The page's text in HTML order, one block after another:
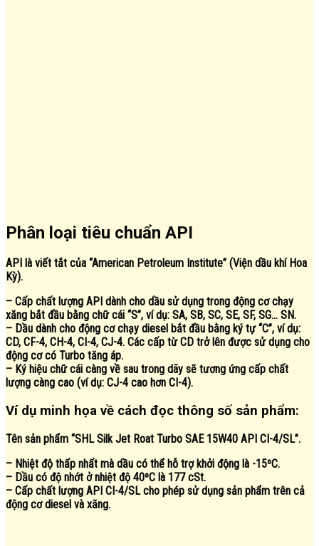
Phân loại tiêu chuẩn API
API là viết tắt của “American Petroleum Institute” (Viện dầu khí Hoa
Kỳ).
– Cấp chất lượng API dành cho dầu sử dụng trong động cơ chạy
xăng bắt đầu bằng chữ cái “S”, ví dụ: SA, SB, SC, SE, SF, SG… SN.
– Dầu dành cho động cơ chạy diesel bắt đầu bằng ký tự “C”, ví dụ:
CD, CF-4, CH-4, CI-4, CJ-4. Các cấp từ CD trở lên được sử dụng cho
động cơ có Turbo tăng áp.
– Ký hiệu chữ cái càng về sau trong dãy sẽ tương ứng cấp chất
lượng càng cao (ví dụ: CJ-4 cao hơn CI-4).
Ví dụ minh họa về cách đọc thông số sản phẩm:
Tên sản phẩm “SHL Silk Jet Roat Turbo SAE 15W40 API CI-4/SL”.
– Nhiệt độ thấp nhất mà dầu có thể hỗ trợ khởi động là -15ºC.
– Dầu có độ nhớt ở nhiệt độ 40ºC là 177 cSt.
– Cấp chất lượng API CI-4/SL cho phép sử dụng sản phẩm trên cả
động cơ diesel và xăng.